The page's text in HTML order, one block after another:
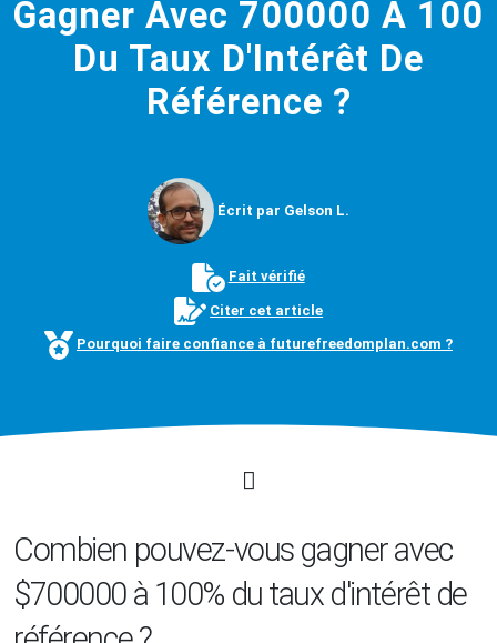
Gagner Avec 700000 À 100
Du Taux D'Intérêt De
Référence ?
Écrit par Gelson L.
Fait vérifié
Citer cet article
Pourquoi faire confiance à futurefreedomplan.com ?
Combien pouvez-vous gagner avec
$700000 à 100% du taux d'intérêt de